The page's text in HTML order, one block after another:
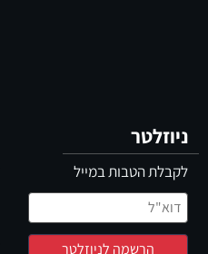
ניוזלטר
לקבלת הטבות במייל